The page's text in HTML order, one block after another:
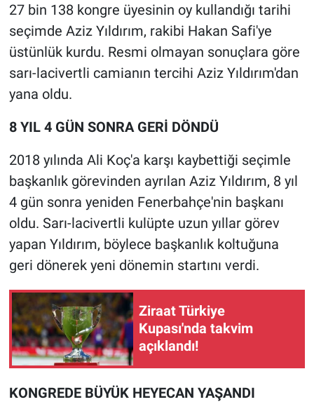
27 bin 138 kongre üyesinin oy kullandığı tarihi
seçimde Aziz Yıldırım, rakibi Hakan Safi'ye
üstünlük kurdu. Resmi olmayan sonuçlara göre
sarı-lacivertli camianın tercihi Aziz Yıldırım'dan
yana oldu.
8 YIL 4 GÜN SONRA GERİ DÖNDÜ
2018 yılında Ali Koç'a karşı kaybettiği seçimle
başkanlık görevinden ayrılan Aziz Yıldırım, 8 yıl
4 gün sonra yeniden Fenerbahçe'nin başkanı
oldu. Sarı-lacivertli kulüpte uzun yıllar görev
yapan Yıldırım, böylece başkanlık koltuğuna
geri dönerek yeni dönemin startını verdi.
Ziraat Türkiye
Kupası'nda takvim
açıklandı!
KONGREDE BÜYÜK HEYECAN YAŞANDI